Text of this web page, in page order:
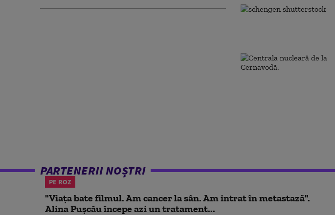
PARTENERII NOȘTRI
PE ROZ
"Viața bate filmul. Am cancer la sân. Am intrat în metastază".
Alina Pușcău începe azi un tratament...